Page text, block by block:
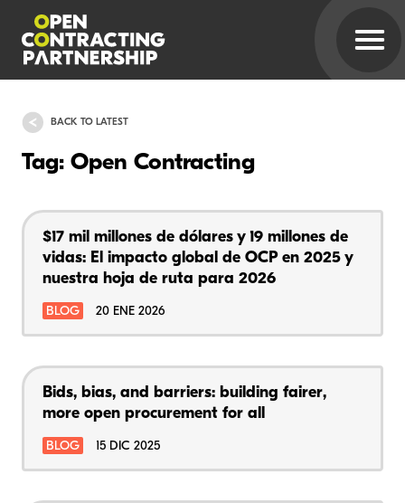
BACK TO LATEST
Tag: Open Contracting
$17 mil millones de dólares y 19 millones de
vidas: El impacto global de OCP en 2025 y
nuestra hoja de ruta para 2026
BLOG 20 ENE 2026
Bids, bias, and barriers: building fairer,
more open procurement for all
BLOG 15 DIC 2025